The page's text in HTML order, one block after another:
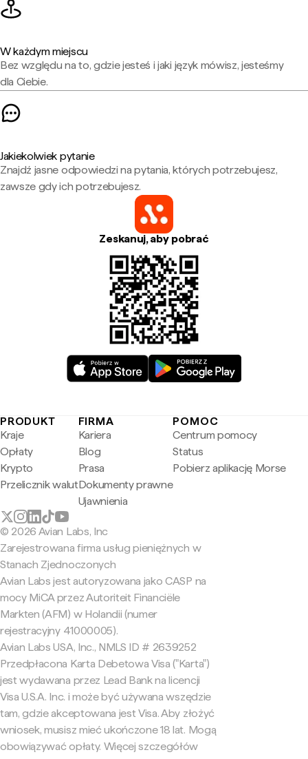
W każdym miejscu
Bez względu na to, gdzie jesteś i jaki język mówisz, jesteśmy
dla Ciebie.
Jakiekolwiek pytanie
Znajdź jasne odpowiedzi na pytania, których potrzebujesz,
zawsze gdy ich potrzebujesz.
Zeskanuj, aby pobrać
PRODUKT
Kraje
Opłaty
Krypto
Przelicznik walut
FIRMA
Kariera
Blog
Prasa
Dokumenty prawne
Ujawnienia
POMOC
Centrum pomocy
Status
Pobierz aplikację Morse
© 2026 Avian Labs, Inc
Zarejestrowana firma usług pieniężnych w
Stanach Zjednoczonych
Avian Labs jest autoryzowana jako CASP na
mocy MiCA przez Autoriteit Financiële
Markten (AFM) w Holandii (numer
rejestracyjny 41000005).
Avian Labs USA, Inc., NMLS ID # 2639252
Przedpłacona Karta Debetowa Visa ("Karta")
jest wydawana przez Lead Bank na licencji
Visa U.S.A. Inc. i może być używana wszędzie
tam, gdzie akceptowana jest Visa. Aby złożyć
wniosek, musisz mieć ukończone 18 lat. Mogą
obowiązywać opłaty. Więcej szczegółów